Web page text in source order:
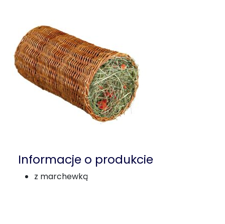
Informacje o produkcie
z marchewką